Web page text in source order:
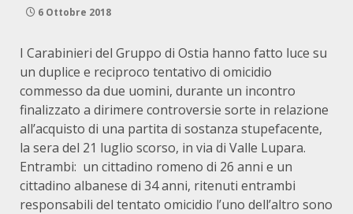
6 Ottobre 2018
I Carabinieri del Gruppo di Ostia hanno fatto luce su
un duplice e reciproco tentativo di omicidio
commesso da due uomini, durante un incontro
finalizzato a dirimere controversie sorte in relazione
all’acquisto di una partita di sostanza stupefacente,
la sera del 21 luglio scorso, in via di Valle Lupara.
Entrambi: un cittadino romeno di 26 anni e un
cittadino albanese di 34 anni, ritenuti entrambi
responsabili del tentato omicidio l’uno dell’altro sono